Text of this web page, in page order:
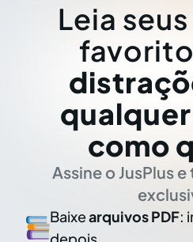
Leia
como
Assine o JusPlus
Baixearquivos PDF: